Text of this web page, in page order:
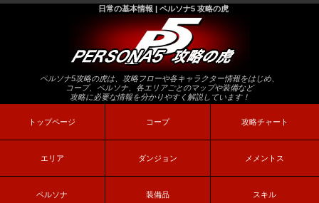
日常の基本情報 | ペルソナ5 攻略の虎
ペルソナ5攻略の虎は、攻略フローや各キャラクター情報をはじめ、
コープ、ペルソナ、各エリアごとのマップや装備など
攻略に必要な情報を分かりやすく解説しています！
トップページ コープ 攻略チャート
エリア ダンジョン メメントス
ペルソナ 装備品 スキル